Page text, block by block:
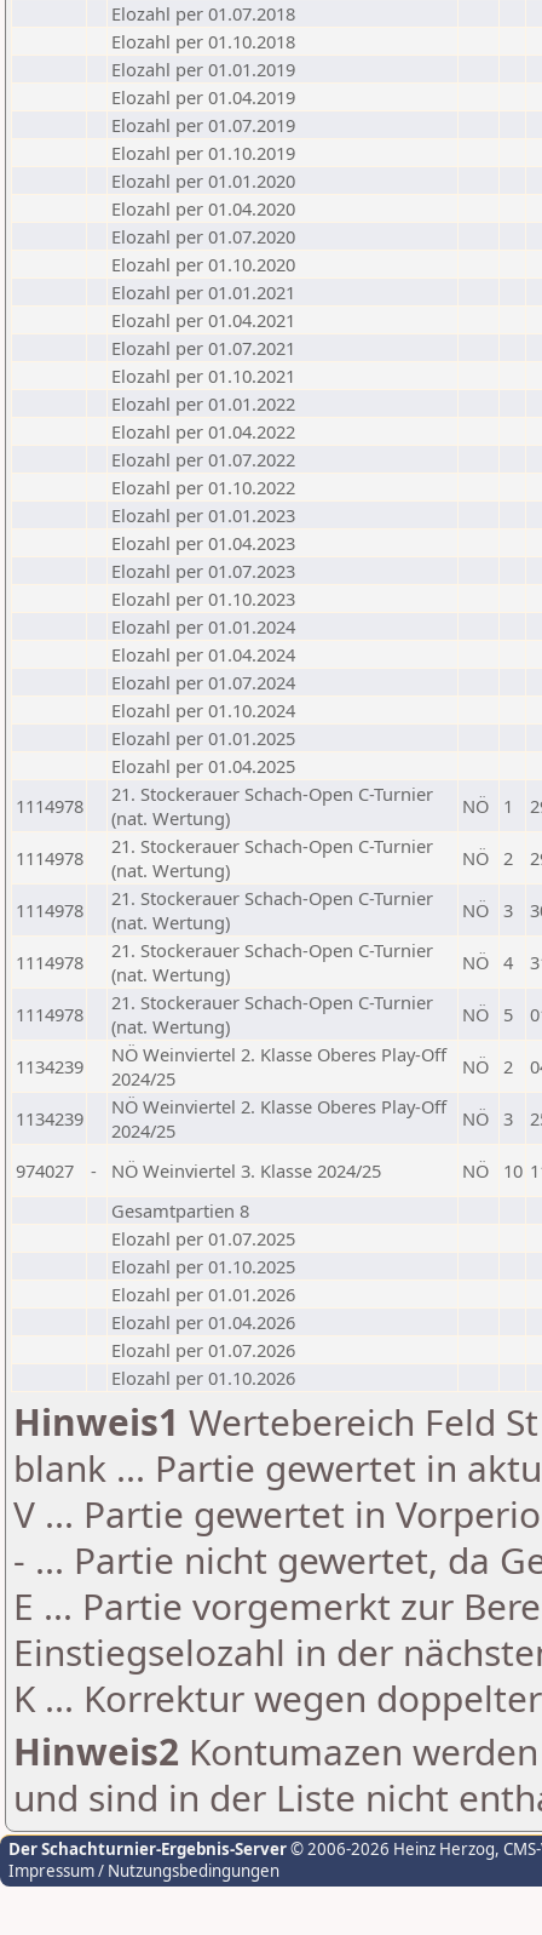
Elozahl per 01.07.2018
Elozahl per 01.10.2018
Elozahl per 01.01.2019
Elozahl per 01.04.2019
Elozahl per 01.07.2019
Elozahl per 01.10.2019
Elozahl per 01.01.2020
Elozahl per 01.04.2020
Elozahl per 01.07.2020
Elozahl per 01.10.2020
Elozahl per 01.01.2021
Elozahl per 01.04.2021
Elozahl per 01.07.2021
Elozahl per 01.10.2021
Elozahl per 01.01.2022
Elozahl per 01.04.2022
Elozahl per 01.07.2022
Elozahl per 01.10.2022
Elozahl per 01.01.2023
Elozahl per 01.04.2023
Elozahl per 01.07.2023
Elozahl per 01.10.2023
Elozahl per 01.01.2024
Elozahl per 01.04.2024
Elozahl per 01.07.2024
Elozahl per 01.10.2024
Elozahl per 01.01.2025
Elozahl per 01.04.2025
1114978
21. Stockerauer Schach-Open C-Turnier
(nat. Wertung)
NÖ 1
1114978
21. Stockerauer Schach-Open C-Turnier
(nat. Wertung)
NÖ 2
1114978
21. Stockerauer Schach-Open C-Turnier
(nat. Wertung)
NÖ 3
1114978
21. Stockerauer Schach-Open C-Turnier
(nat. Wertung)
NÖ 4
1114978
21. Stockerauer Schach-Open C-Turnier
(nat. Wertung)
NÖ 5
1134239
NÖ Weinviertel 2. Klasse Oberes Play-Off
2024/25
NÖ 2
1134239
NÖ Weinviertel 2. Klasse Oberes Play-Off
2024/25
NÖ 3
974027 - NÖ Weinviertel 3. Klasse 2024/25 NÖ 10
Gesamtpartien 8
Elozahl per 01.07.2025
Elozahl per 01.10.2025
Elozahl per 01.01.2026
Elozahl per 01.04.2026
Elozahl per 01.07.2026
Elozahl per 01.10.2026
Hinweis1 Wertebereich Feld
blank ... Partie gewertet in
V ... Partie gewertet in
- ... Partie nicht gewertet, da
E ... Partie vorgemerkt zur
Einstiegselozahl in der
K ... Korrektur wegen
Hinweis2 Kontumazen
und sind in der Liste nicht
Der Schachturnier-Ergebnis-Server© 2006-2026 Heinz Herzog,
Impressum / Nutzungsbedingungen